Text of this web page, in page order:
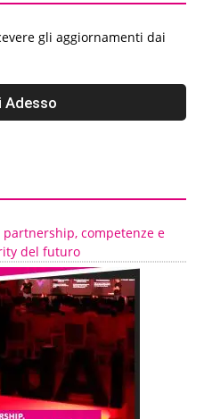
gli aggiornamenti dai
partnership, competenze e
del futuro